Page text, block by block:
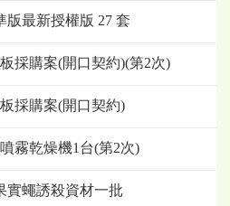
版最新授權版 27 套
採購案(開口契約)(第2次)
採購案(開口契約)
霧乾燥機1台(第2次)
實蠅誘殺資材一批